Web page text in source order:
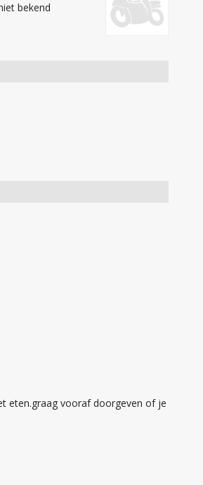
bekend
eten.graag vooraf doorgeven of je